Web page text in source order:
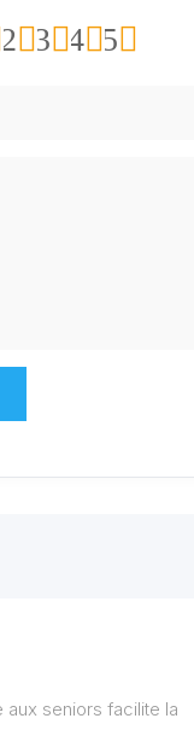
5
4
3
2
seniors facilite la